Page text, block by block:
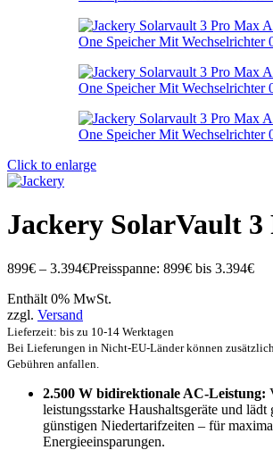
Click to enlarge
Jackery SolarVault 3
899€ – 3.394€Preisspanne: 899€ bis 3.394€
Enthält 0% MwSt.
zzgl. Versand
Lieferzeit: bis zu 10-14 Werktagen
Bei Lieferungen in Nicht-EU-Länder können
Gebühren anfallen.
2.500 W bidirektionale AC-Leistung:
leistungsstarke Haushaltsgeräte und lädt
günstigen Niedertarifzeiten – für
Energieeinsparungen.